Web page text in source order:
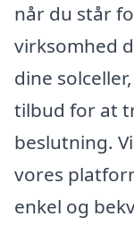
når du står
virksomhed
dine
tilbud for at
beslutning.
vores
enkel og